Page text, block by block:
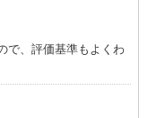
で、評価基準もよくわ